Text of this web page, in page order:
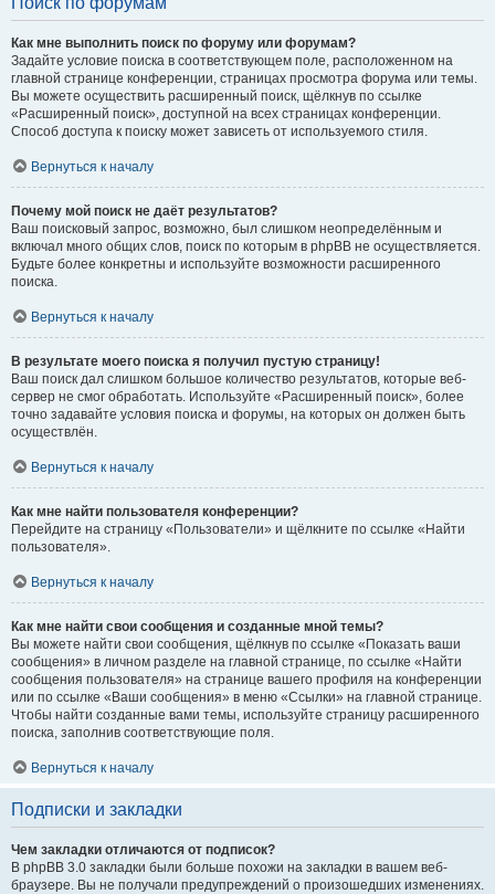
Как мне выполнить поиск по форуму или форумам?
Задайте условие поиска в соответствующем поле, расположенном на
главной странице конференции, страницах просмотра форума или темы.
Вы можете осуществить расширенный поиск, щёлкнув по ссылке
«Расширенный поиск», доступной на всех страницах конференции.
Способ доступа к поиску может зависеть от используемого стиля.
Вернуться к началу
Почему мой поиск не даёт результатов?
Ваш поисковый запрос, возможно, был слишком неопределённым и
включал много общих слов, поиск по которым в phpBB не осуществляется.
Будьте более конкретны и используйте возможности расширенного
поиска.
Вернуться к началу
В результате моего поиска я получил пустую страницу!
Ваш поиск дал слишком большое количество результатов, которые веб-
сервер не смог обработать. Используйте «Расширенный поиск», более
точно задавайте условия поиска и форумы, на которых он должен быть
осуществлён.
Вернуться к началу
Как мне найти пользователя конференции?
Перейдите на страницу «Пользователи» и щёлкните по ссылке «Найти
пользователя».
Вернуться к началу
Как мне найти свои сообщения и созданные мной темы?
Вы можете найти свои сообщения, щёлкнув по ссылке «Показать ваши
сообщения» в личном разделе на главной странице, по ссылке «Найти
сообщения пользователя» на странице вашего профиля на конференции
или по ссылке «Ваши сообщения» в меню «Ссылки» на главной странице.
Чтобы найти созданные вами темы, используйте страницу расширенного
поиска, заполнив соответствующие поля.
Вернуться к началу
Подписки и закладки
Чем закладки отличаются от подписок?
В phpBB 3.0 закладки были больше похожи на закладки в вашем веб-
браузере. Вы не получали предупреждений о произошедших изменениях.